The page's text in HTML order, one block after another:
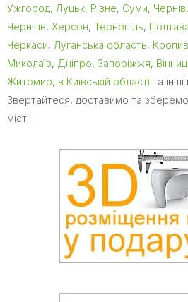
Ужгород, Луцьк, Рівне, Суми,
Чернігів, Херсон, Тернопіль,
Черкаси, Луганська область,
Миколаїв, Дніпро, Запоріжжя,
Житомир, в Київській області та інші
Звертайтеся, доставимо та
місті!